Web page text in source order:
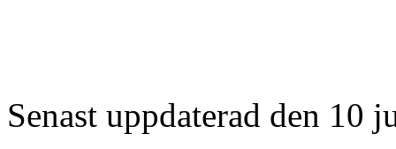
Senast uppdaterad den 10